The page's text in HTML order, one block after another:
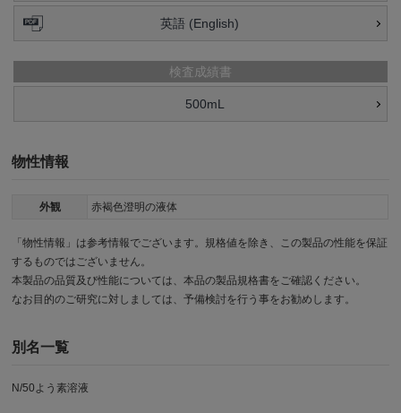
英語 (English)
検査成績書
500mL
物性情報
外観 赤褐色澄明の液体
「物性情報」は参考情報でございます。規格値を除き、この製品の性能を保証
するものではございません。
本製品の品質及び性能については、本品の製品規格書をご確認ください。
なお目的のご研究に対しましては、予備検討を行う事をお勧めします。
別名一覧
N/50よう素溶液